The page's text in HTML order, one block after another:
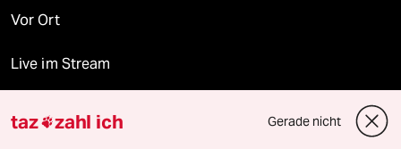
Vor Ort
Live im Stream
taz zahl ich Gerade nicht